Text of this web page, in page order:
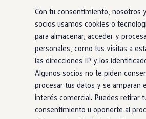
Con tu consentimiento, nosotros
socios usamos cookies o
para almacenar, acceder y
personales, como tus visitas a
las direcciones IP y los
Algunos socios no te piden
procesar tus datos y se amparan
interés comercial. Puedes retirar
consentimiento u oponerte al
Buscador de Concesionarios
Atención al cliente
Accesorios
Guía de mantenimiento
Información Útil
Viajar en coche
WLTP
Aceite y líquidos
EA189
Etiquetado de
Reciclaje Volkswagen
Servicios de